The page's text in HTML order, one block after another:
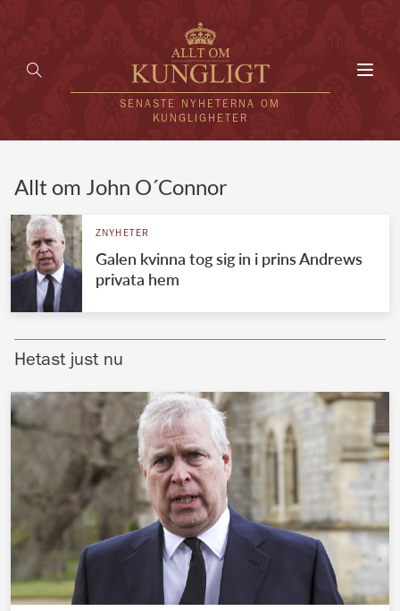
SENASTE NYHETERNA OM
KUNGLIGHETER
UTLÄNDSKT
VÄRLDENS KUNGAHUS
Brittiska kungahuset
Norska kungahuset
Danska kungahuset
Spanska kungahuset
Nederländska kungahuset
Belgiska kungahuset
Jordanska kungahuset
Allt om John O´Connor
ZNYHETER
Galen kvinna tog sig in i prins Andrews
privata hem
Hetast just nu